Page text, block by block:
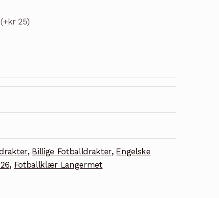
(+kr 25)
, Billige Fotballdrakter, Engelske
, Fotballklær Langermet